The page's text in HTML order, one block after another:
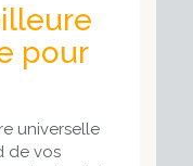
pour
universelle
de vos